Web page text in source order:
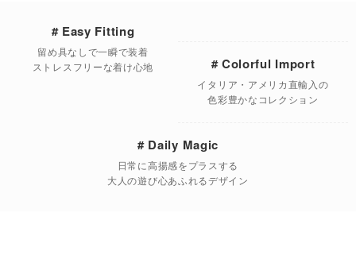
# Easy Fitting
留め具なしで一瞬で装着
ストレスフリーな着け心地
# Colorful Import
イタリア・アメリカ直輸入の
色彩豊かなコレクション
# Daily Magic
日常に高揚感をプラスする
大人の遊び心あふれるデザイン